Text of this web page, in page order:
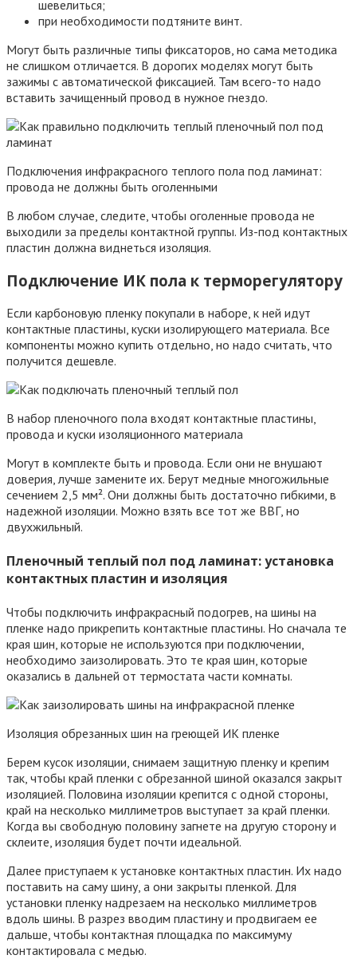
шевелиться;
при необходимости подтяните винт.
Могут быть различные типы фиксаторов, но сама методика
не слишком отличается. В дорогих моделях могут быть
зажимы с автоматической фиксацией. Там всего-то надо
вставить зачищенный провод в нужное гнездо.
Подключения инфракрасного теплого пола под ламинат:
провода не должны быть оголенными
В любом случае, следите, чтобы оголенные провода не
выходили за пределы контактной группы. Из-под контактных
пластин должна виднеться изоляция.
Подключение ИК пола к терморегулятору
Если карбоновую пленку покупали в наборе, к ней идут
контактные пластины, куски изолирующего материала. Все
компоненты можно купить отдельно, но надо считать, что
получится дешевле.
В набор пленочного пола входят контактные пластины,
провода и куски изоляционного материала
Могут в комплекте быть и провода. Если они не внушают
доверия, лучше замените их. Берут медные многожильные
сечением 2,5 мм². Они должны быть достаточно гибкими, в
надежной изоляции. Можно взять все тот же ВВГ, но
двухжильный.
Пленочный теплый пол под ламинат: установка
контактных пластин и изоляция
Чтобы подключить инфракрасный подогрев, на шины на
пленке надо прикрепить контактные пластины. Но сначала те
края шин, которые не используются при подключении,
необходимо заизолировать. Это те края шин, которые
оказались в дальней от термостата части комнаты.
Изоляция обрезанных шин на греющей ИК пленке
Берем кусок изоляции, снимаем защитную пленку и крепим
так, чтобы край пленки с обрезанной шиной оказался закрыт
изоляцией. Половина изоляции крепится с одной стороны,
край на несколько миллиметров выступает за край пленки.
Когда вы свободную половину загнете на другую сторону и
склеите, изоляция будет почти идеальной.
Далее приступаем к установке контактных пластин. Их надо
поставить на саму шину, а они закрыты пленкой. Для
установки пленку надрезаем на несколько миллиметров
вдоль шины. В разрез вводим пластину и продвигаем ее
дальше, чтобы контактная площадка по максимуму
контактировала с медью.